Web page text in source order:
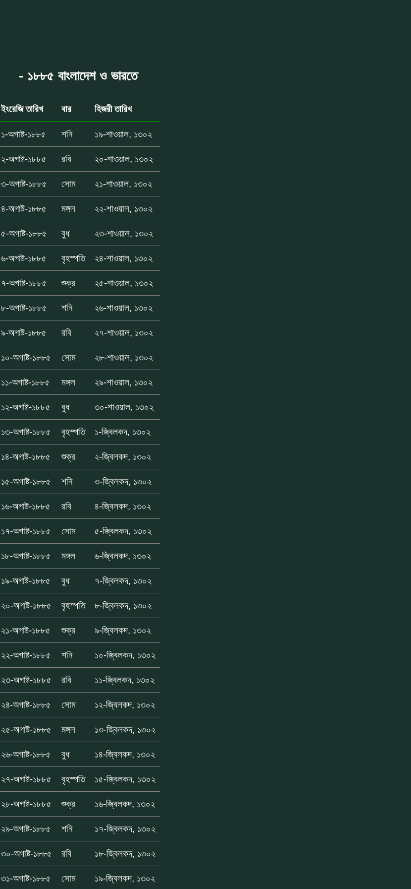
- ১৮৮৫ বাংলাদেশ ও ভারতে
ইংরেজি তারিখ বার হিজরী তারিখ
১-অগাষ্ট-১৮৮৫ শনি ১৯-শাওয়াল, ১৩০২
২-অগাষ্ট-১৮৮৫ রবি ২০-শাওয়াল, ১৩০২
৩-অগাষ্ট-১৮৮৫ সোম ২১-শাওয়াল, ১৩০২
৪-অগাষ্ট-১৮৮৫ মঙ্গল ২২-শাওয়াল, ১৩০২
৫-অগাষ্ট-১৮৮৫ বুধ ২৩-শাওয়াল, ১৩০২
৬-অগাষ্ট-১৮৮৫ বৃহস্পতি ২৪-শাওয়াল, ১৩০২
৭-অগাষ্ট-১৮৮৫ শুক্র ২৫-শাওয়াল, ১৩০২
৮-অগাষ্ট-১৮৮৫ শনি ২৬-শাওয়াল, ১৩০২
৯-অগাষ্ট-১৮৮৫ রবি ২৭-শাওয়াল, ১৩০২
১০-অগাষ্ট-১৮৮৫ সোম ২৮-শাওয়াল, ১৩০২
১১-অগাষ্ট-১৮৮৫ মঙ্গল ২৯-শাওয়াল, ১৩০২
১২-অগাষ্ট-১৮৮৫ বুধ ৩০-শাওয়াল, ১৩০২
১৩-অগাষ্ট-১৮৮৫ বৃহস্পতি ১-জ্বিলকদ, ১৩০২
১৪-অগাষ্ট-১৮৮৫ শুক্র ২-জ্বিলকদ, ১৩০২
১৫-অগাষ্ট-১৮৮৫ শনি ৩-জ্বিলকদ, ১৩০২
১৬-অগাষ্ট-১৮৮৫ রবি ৪-জ্বিলকদ, ১৩০২
১৭-অগাষ্ট-১৮৮৫ সোম ৫-জ্বিলকদ, ১৩০২
১৮-অগাষ্ট-১৮৮৫ মঙ্গল ৬-জ্বিলকদ, ১৩০২
১৯-অগাষ্ট-১৮৮৫ বুধ ৭-জ্বিলকদ, ১৩০২
২০-অগাষ্ট-১৮৮৫ বৃহস্পতি ৮-জ্বিলকদ, ১৩০২
২১-অগাষ্ট-১৮৮৫ শুক্র ৯-জ্বিলকদ, ১৩০২
২২-অগাষ্ট-১৮৮৫ শনি ১০-জ্বিলকদ, ১৩০২
২৩-অগাষ্ট-১৮৮৫ রবি ১১-জ্বিলকদ, ১৩০২
২৪-অগাষ্ট-১৮৮৫ সোম ১২-জ্বিলকদ, ১৩০২
২৫-অগাষ্ট-১৮৮৫ মঙ্গল ১৩-জ্বিলকদ, ১৩০২
২৬-অগাষ্ট-১৮৮৫ বুধ ১৪-জ্বিলকদ, ১৩০২
২৭-অগাষ্ট-১৮৮৫ বৃহস্পতি ১৫-জ্বিলকদ, ১৩০২
২৮-অগাষ্ট-১৮৮৫ শুক্র ১৬-জ্বিলকদ, ১৩০২
২৯-অগাষ্ট-১৮৮৫ শনি ১৭-জ্বিলকদ, ১৩০২
৩০-অগাষ্ট-১৮৮৫ রবি ১৮-জ্বিলকদ, ১৩০২
৩১-অগাষ্ট-১৮৮৫ সোম ১৯-জ্বিলকদ, ১৩০২